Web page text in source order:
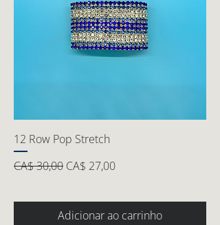
12 Row Pop Stretch
Preço normal
CA$ 30,00 Preço promocional
CA$ 27,00
Adicionar ao carrinho